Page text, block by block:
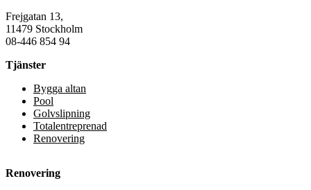
Frejgatan 13,
11479 Stockholm
08-446 854 94
Tjänster
Bygga altan
Pool
Golvslipning
Totalentreprenad
Renovering
Renovering